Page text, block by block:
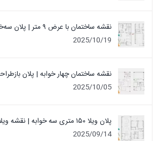
نقشه ساختمان با عرض ۹ متر | پلان سه‌خوابه شیک
2025/10/19
نقشه ساختمان چهار خوابه | پلان
2025/10/05
پلان ویلا ۱۵۰ متری سه خوابه | نقشه ویلای مدرن
2025/09/14